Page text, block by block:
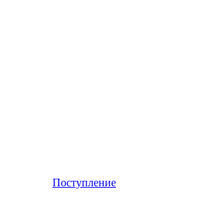
Поступление